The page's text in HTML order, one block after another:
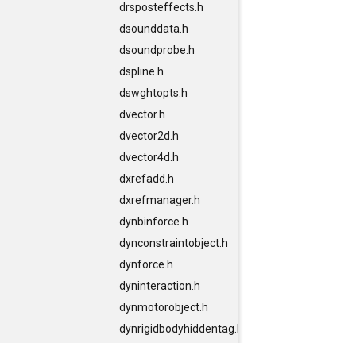
drsposteffects.h
dsounddata.h
dsoundprobe.h
dspline.h
dswghtopts.h
dvector.h
dvector2d.h
dvector4d.h
dxrefadd.h
dxrefmanager.h
dynbinforce.h
dynconstraintobject.h
dynforce.h
dyninteraction.h
dynmotorobject.h
dynrigidbodyhiddentag.h